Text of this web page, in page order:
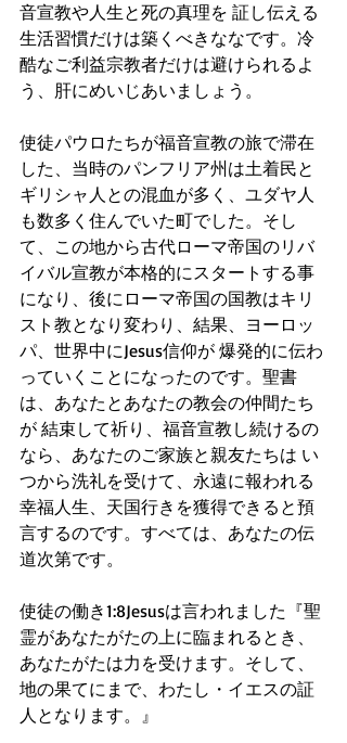
音宣教や人生と死の真理を 証し伝える
生活習慣だけは築くべきななです。冷
酷なご利益宗教者だけは避けられるよ
う、肝にめいじあいましょう。
使徒パウロたちが福音宣教の旅で滞在
した、当時のパンフリア州は土着民と
ギリシャ人との混血が多く、ユダヤ人
も数多く住んでいた町でした。そし
て、この地から古代ローマ帝国のリバ
イバル宣教が本格的にスタートする事
になり、後にローマ帝国の国教はキリ
スト教となり変わり、結果、ヨーロッ
パ、世界中にJesus信仰が 爆発的に伝わ
っていくことになったのです。聖書
は、あなたとあなたの教会の仲間たち
が 結束して祈り、福音宣教し続けるの
なら、あなたのご家族と親友たちは い
つから洗礼を受けて、永遠に報われる
幸福人生、天国行きを獲得できると預
言するのです。すべては、あなたの伝
道次第です。
使徒の働き1:8Jesusは言われました『聖
霊があなたがたの上に臨まれるとき、
あなたがたは力を受けます。そして、
地の果てにまで、わたし・イエスの証
人となります。』